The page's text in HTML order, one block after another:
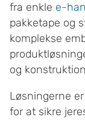
fra enkle e-
pakketape og
komplekse
og
Løsningerne
for at sikre